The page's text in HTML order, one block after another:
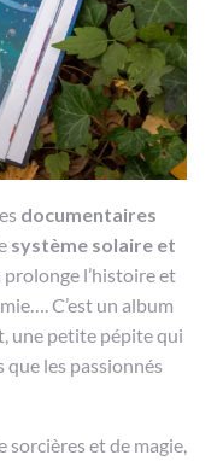
documentaires
système solaire et
prolonge l’histoire et
C’est un album
une petite pépite qui
les passionnés
sorcières et de magie,